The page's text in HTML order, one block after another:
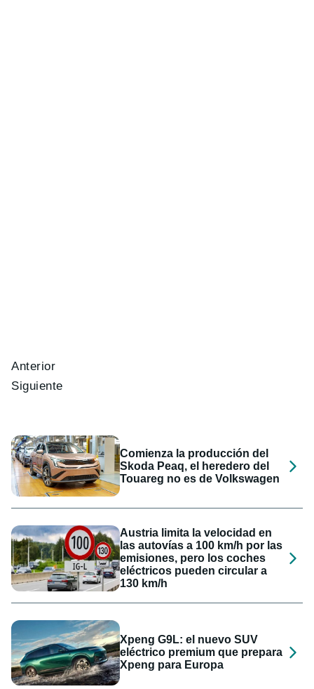
Anterior
Siguiente
Comienza la producción del
Skoda Peaq, el heredero del
Touareg no es de Volkswagen
Austria limita la velocidad en
las autovías a 100 km/h por las
emisiones, pero los coches
eléctricos pueden circular a
130 km/h
Xpeng G9L: el nuevo SUV
eléctrico premium que prepara
Xpeng para Europa